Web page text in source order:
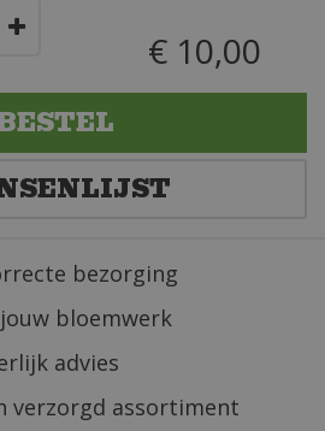
€ 10,00
bezorging
bloemwerk
advies
verzorgd assortiment